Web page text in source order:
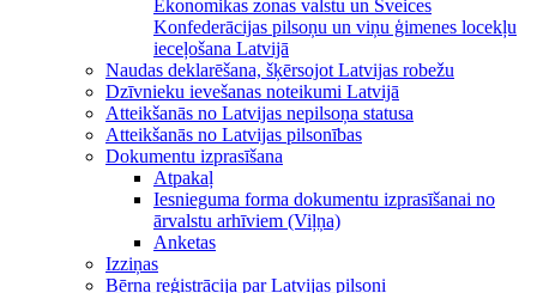
Ekonomikas zonas valstu un Šveices
Konfederācijas pilsoņu un viņu ģimenes locekļu
ieceļošana Latvijā
Naudas deklarēšana, šķērsojot Latvijas robežu
Dzīvnieku ievešanas noteikumi Latvijā
Atteikšanās no Latvijas nepilsoņa statusa
Atteikšanās no Latvijas pilsonības
Dokumentu izprasīšana
Atpakaļ
Iesnieguma forma dokumentu izprasīšanai no
ārvalstu arhīviem (Viļņa)
Anketas
Izziņas
Bērna reģistrācija par Latvijas pilsoni